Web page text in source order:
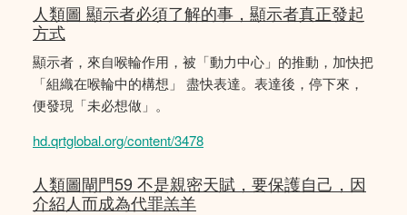
人類圖 顯示者必須了解的事，顯示者真正發起
方式
顯示者，來自喉輪作用，被「動力中心」的推動，加快把
「組織在喉輪中的構想」 盡快表達。表達後，停下來，
便發現「未必想做」。
hd.qrtglobal.org/content/3478
人類圖閘門59 不是親密天賦，要保護自己，因
介紹人而成為代罪羔羊